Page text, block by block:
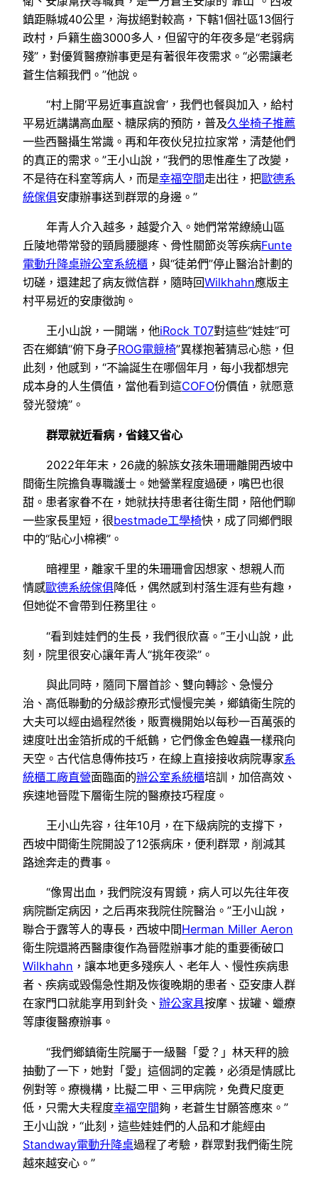
鎮距縣城40公里，海拔絕對較高，下轄1個社區13個行
政村，戶籍生齒3000多人，但留守的年夜多是“老弱病
殘”，對優質醫療辦事更是有著很年夜需求。“必需讓老
蒼生信賴我們。”他說。
“村上開‘平易近事直說會’，我們也餐與加入，給村
平易近講講高血壓、糖尿病的預防，普及久坐椅子推薦
一些西醫攝生常識。再和年夜伙兒拉拉家常，清楚他們
的真正的需求。”王小山說，“我們的思惟產生了改變，
不是待在科室等病人，而是幸福空間走出往，把歐德系
統傢俱安康辦事送到群眾的身邊。”
年青人介入越多，越愛介入。她們常常繚繞山區
丘陵地帶常發的頸肩腰腿疼、骨性關節炎等疾病Funte
電動升降桌辦公室系統櫃 ，與“徒弟們”停止醫治計劃的
切磋，還建起了病友微信群，隨時回Wilkhahn應版主
村平易近的安康徵詢。
王小山說，一開端，他iRock T07對這些“娃娃”可
否在鄉鎮“俯下身子ROG電競椅”異樣抱著猜忌心態，但
此刻，他感到，“不論誕生在哪個年月，每小我都想完
成本身的人生價值，當他看到這COFO份價值，就愿意
發光發燒”。
群眾就近看病，省錢又省心
2022年年末，26歲的躲族女孩朱珊珊離開西坡中
間衛生院擔負專職護士。她營業程度過硬，嘴巴也很
甜。患者家眷不在，她就扶持患者往衛生間，陪他們聊
一些家長里短，很bestmade工學椅快，成了同鄉們眼
中的“貼心小棉襖”。
暗裡里，離家千里的朱珊珊會因想家、想親人而
情感歐德系統傢俱降低，偶然感到村落生涯有些有趣，
但她從不會帶到任務里往。
“看到娃娃們的生長，我們很欣喜。”王小山說，此
刻，院里很安心讓年青人“挑年夜梁”。
與此同時，隨同下層首診、雙向轉診、急慢分
治、高低聯動的分級診療形式慢慢完美，鄉鎮衛生院的
大夫可以經由過程然後，販賣機開始以每秒一百萬張的
速度吐出金箔折成的千紙鶴，它們像金色蝗蟲一樣飛向
天空。古代信息傳佈技巧，在線上直接接收病院專家系
統櫃工廠直營面臨面的辦公室系統櫃培訓，加倍高效、
疾速地晉陞下層衛生院的醫療技巧程度。
王小山先容，往年10月，在下級病院的支撐下，
西坡中間衛生院開設了12張病床，便利群眾，削減其
路途奔走的費事。
“像胃出血，我們院沒有胃鏡，病人可以先往年夜
病院斷定病因，之后再來我院住院醫治。”王小山說，
聯合于露等人的專長，西坡中間Herman Miller Aeron
衛生院還將西醫康復作為晉陞辦事才能的重要衝破口
Wilkhahn ，讓本地更多殘疾人、老年人、慢性疾病患
者、疾病或毀傷急性期及恢復晚期的患者、亞安康人群
在家門口就能享用到針灸、 辦公家具按摩、拔罐、蠟療
等康復醫療辦事。
“我們鄉鎮衛生院屬于一級醫「愛？」林天秤的臉
抽動了一下，她對「愛」這個詞的定義，必須是情感比
例對等。療機構，比擬二甲、三甲病院，免費尺度更
低，只需大夫程度幸福空間夠，老蒼生甘願答應來。”
王小山說，“此刻，這些娃娃們的人品和才能經由
Standway電動升降桌過程了考驗，群眾對我們衛生院
越來越安心。”